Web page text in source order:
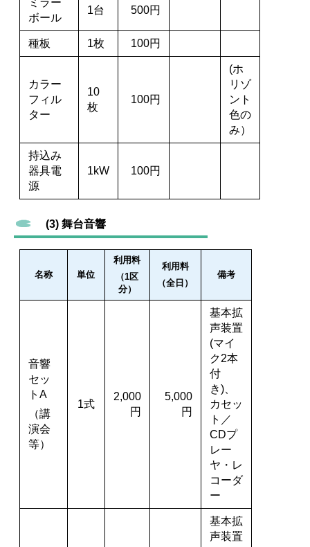
ミラー
ボール
1台 500円
種板 1枚 100円
カラー
フィル
ター
10
枚
100円
(ホ
リゾ
ント
色の
み）
持込み
器具電
源
1kW 100円
(3) 舞台音響
名称 単位
利用料
（1区
分）
利用料
（全日）
備考
音響
セッ
トA
（講
演会
等）
1式
2,000
円
5,000
円
基本拡
声装置
(マイ
ク2本
付
き)、
カセッ
ト／
CDプ
レー
ヤ・レ
コーダ
ー
基本拡
声装置